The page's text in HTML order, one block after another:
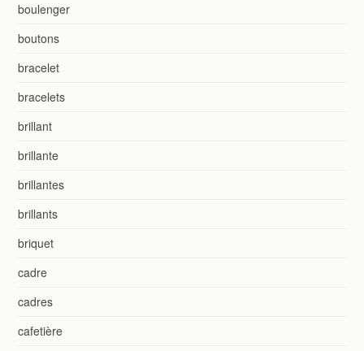
boulenger
boutons
bracelet
bracelets
brillant
brillante
brillantes
brillants
briquet
cadre
cadres
cafetière